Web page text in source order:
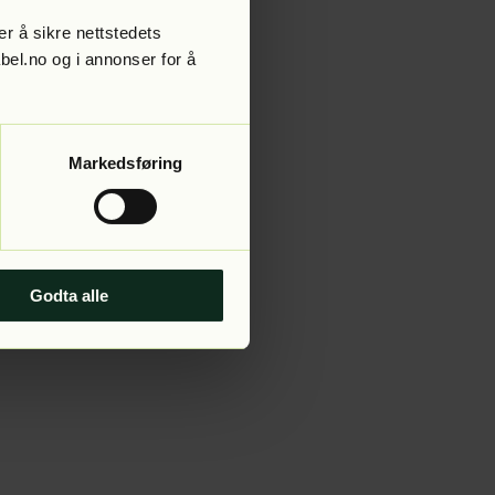
å sikre nettstedets
og i annonser for å
Markedsføring
Godta alle